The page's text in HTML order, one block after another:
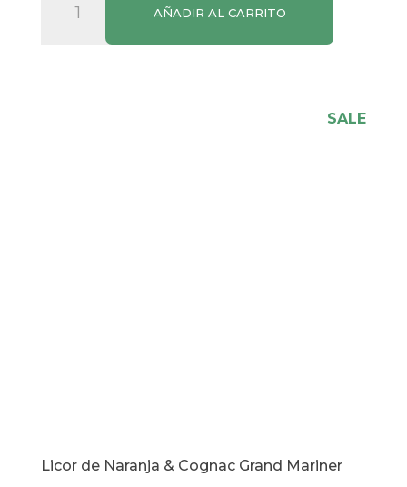
Arándano
AÑADIR AL CARRITO
SALE
Licor de Naranja & Cognac Grand Mariner